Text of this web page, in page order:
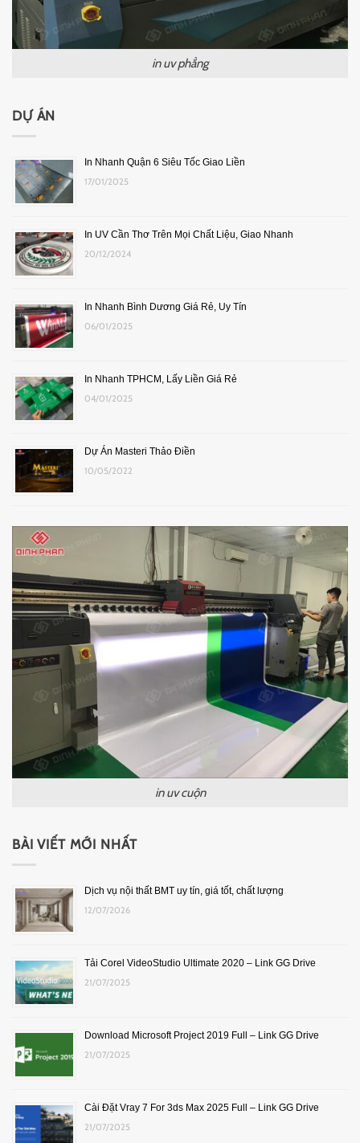
in uv phẳng
DỰ ÁN
In Nhanh Quận 6 Siêu Tốc Giao Liền
17/01/2025
In UV Cần Thơ Trên Mọi Chất Liệu, Giao Nhanh
20/12/2024
In Nhanh Bình Dương Giá Rẻ, Uy Tín
06/01/2025
In Nhanh TPHCM, Lấy Liền Giá Rẻ
04/01/2025
Dự Án Masteri Thảo Điền
10/05/2022
in uv cuộn
BÀI VIẾT MỚI NHẤT
Dịch vụ nội thất BMT uy tín, giá tốt, chất lượng
12/07/2026
Tải Corel VideoStudio Ultimate 2020 – Link GG Drive
21/07/2025
Download Microsoft Project 2019 Full – Link GG Drive
21/07/2025
Cài Đặt Vray 7 For 3ds Max 2025 Full – Link GG Drive
21/07/2025